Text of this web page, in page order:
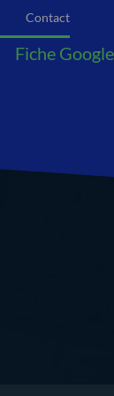
Contact
Fiche Google